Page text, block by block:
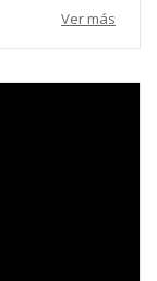
Ver más